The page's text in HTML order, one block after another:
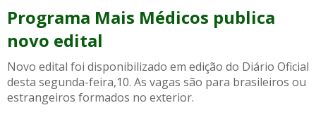
Programa Mais Médicos publica
novo edital
Novo edital foi disponibilizado em edição do Diário Oficial
desta segunda-feira,10. As vagas são para brasileiros ou
estrangeiros formados no exterior.